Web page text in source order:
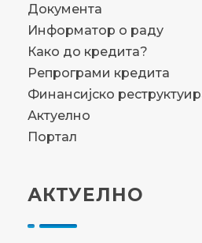
Документа
Информатор о раду
Како до кредита?
Репрограми кредита
Финансијско
Актуелно
Портал
АКТУЕЛНО